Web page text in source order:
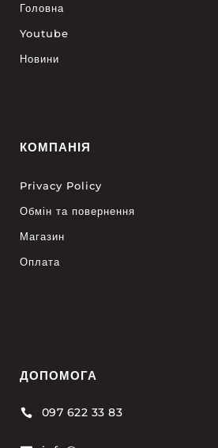
Головна
Youtube
Новини
КОМПАНІЯ
Privacy Policy
Обмін та повернення
Магазин
Оплата
ДОПОМОГА
 097 622 33 83